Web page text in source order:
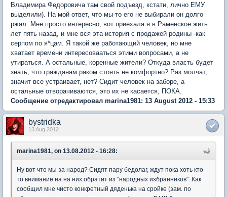
Владимира Федоровича там свой подъезд, кстати, лично ЕМУ
выделили). На мой ответ, что мы-то его не выбирали он долго
ржал. Мне просто интересно, вот приехала я в Раменское жить
лет пять назад, и мне вся эта история с продажей родины -как
серпом по я*цам. Я такой же работающий человек, но мне
хватает времени интересовааться этими вопросами, а не
утираться. А остальные, коренные жители? Откуда власть будет
знать, что гражданам раком стоять не комфортно? Раз молчат,
значит все устраивает, нет? Сидит человек на заборе, а
остальные отворачиваются, это их не касается, ПОКА.
Сообщение отредактировал marina1981: 13 August 2012 - 15:33
bystridka
13 Aug 2012
marina1981, on 13.08.2012 - 16:28:
Ну вот что мы за народ? Сидят пару бедолаг, ждут пока хоть кто-
то внимание на на них обратит из "народных избранников". Как
сообщил мне чисто конкретный дяденька на сройке (зам. по